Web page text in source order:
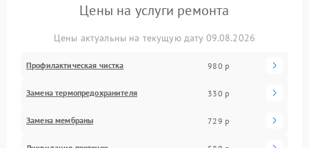
Цены на услуги ремонта
Цены актуальны на текущую дату 09.08.2026
Профилактическая чистка 980 р
Замена термопредохранителя 330 р
Замена мембраны 729 р